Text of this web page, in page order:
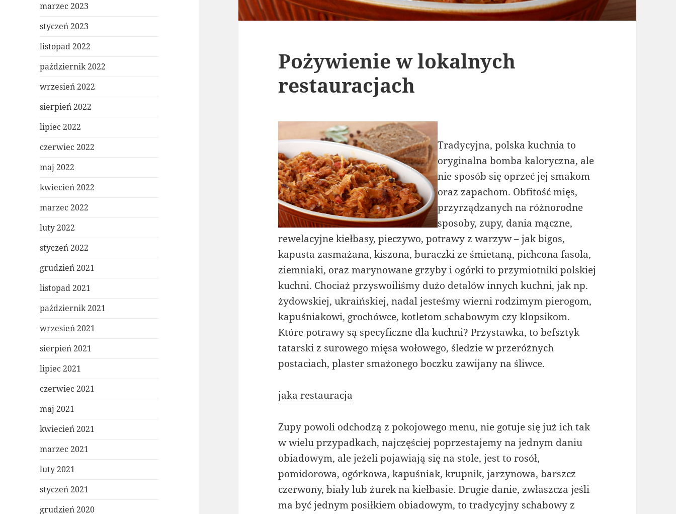
marzec 2023
styczeń 2023
listopad 2022
październik 2022
wrzesień 2022
sierpień 2022
lipiec 2022
czerwiec 2022
maj 2022
kwiecień 2022
marzec 2022
luty 2022
styczeń 2022
grudzień 2021
listopad 2021
październik 2021
wrzesień 2021
sierpień 2021
lipiec 2021
czerwiec 2021
maj 2021
kwiecień 2021
marzec 2021
luty 2021
styczeń 2021
grudzień 2020
Pożywienie w lokalnych
restauracjach
Tradycyjna, polska kuchnia to
oryginalna bomba kaloryczna, ale
nie sposób się oprzeć jej smakom
oraz zapachom. Obfitość mięs,
przyrządzanych na różnorodne
sposoby, zupy, dania mączne,
rewelacyjne kiełbasy, pieczywo, potrawy z warzyw – jak bigos,
kapusta zasmażana, kiszona, buraczki ze śmietaną, pichcona fasola,
ziemniaki, oraz marynowane grzyby i ogórki to przymiotniki polskiej
kuchni. Chociaż przyswoiliśmy dużo detalów innych kuchni, jak np.
żydowskiej, ukraińskiej, nadal jesteśmy wierni rodzimym pierogom,
kapuśniakowi, grochówce, kotletom schabowym czy klopsikom.
Które potrawy są specyficzne dla kuchni? Przystawka, to befsztyk
tatarski z surowego mięsa wołowego, śledzie w przeróżnych
postaciach, plaster smażonego boczku zawijany na śliwce.
jaka restauracja
Zupy powoli odchodzą z pokojowego menu, nie gotuje się już ich tak
w wielu przypadkach, najczęściej poprzestajemy na jednym daniu
obiadowym, ale jeżeli pojawiają się na stole, jest to rosół,
pomidorowa, ogórkowa, kapuśniak, krupnik, jarzynowa, barszcz
czerwony, biały lub żurek na kiełbasie. Drugie danie, zwłaszcza jeśli
ma być jednym posiłkiem obiadowym, to tradycyjny schabowy z